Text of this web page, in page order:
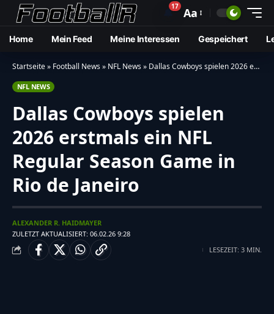
🔔17 Aa
Home Mein Feed Meine Interessen Gespeichert
Startseite» Football News» NFL News» Dallas Cowboys spielen 2026 erstmals ein NFL Regular Season Game in Rio de Janeiro
NFL NEWS
Dallas Cowboys spielen
2026 erstmals ein NFL
Regular Season Game in
Rio de Janeiro
ZULETZT AKTUALISIERT: 06.02.26 9:28
ALEXANDER R. HAIDMAYER
LESEZEIT: 3 MIN.